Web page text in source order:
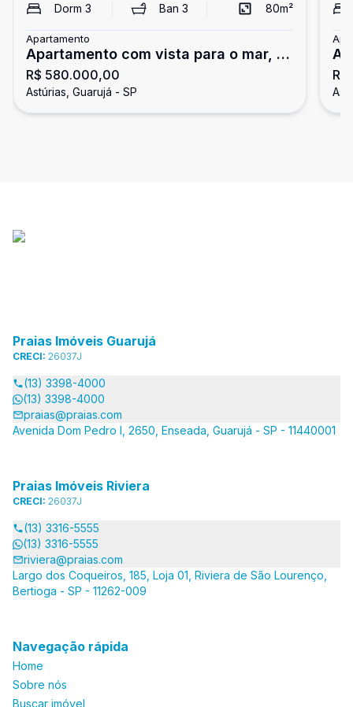
Dorm 3 Ban3 80m²
Apartamento
Apartamento com vista para o mar, 3
dormitórios, Astúrias, Guarujá
R$ 580.000,00
Astúrias, Guarujá - SP
Praias Imóveis Guarujá
CRECI: 26037J
(13) 3398-4000
(13) 3398-4000
praias@praias.com
Avenida Dom Pedro I, 2650, Enseada, Guarujá - SP - 11440001
Praias Imóveis Riviera
CRECI: 26037J
(13) 3316-5555
(13) 3316-5555
riviera@praias.com
Largo dos Coqueiros, 185, Loja 01, Riviera de São Lourenço,
Bertioga - SP - 11262-009
Navegação rápida
Home
Sobre nós
Buscar imóvel